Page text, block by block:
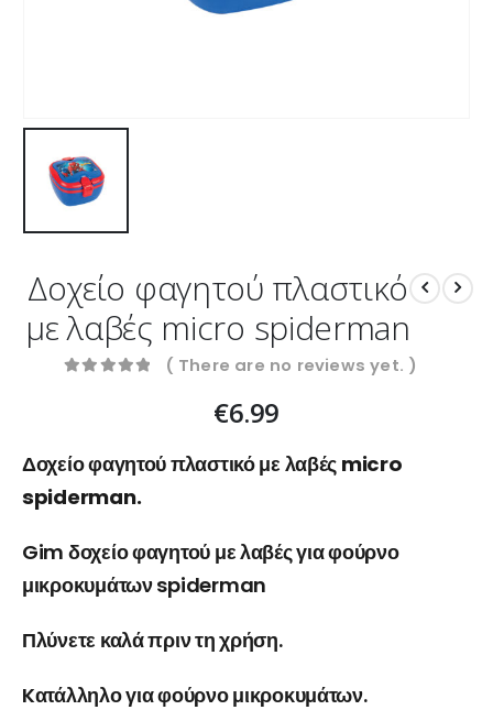
Δοχείο φαγητού πλαστικό
με λαβές micro spiderman
( There are no reviews yet. )
€6.99
Δοχείο φαγητού πλαστικό με λαβές micro
spiderman.
Gim δοχείο φαγητού με λαβές για φούρνο
μικροκυμάτων spiderman
Πλύνετε καλά πριν τη χρήση.
Kατάλληλο για φούρνο μικροκυμάτων.